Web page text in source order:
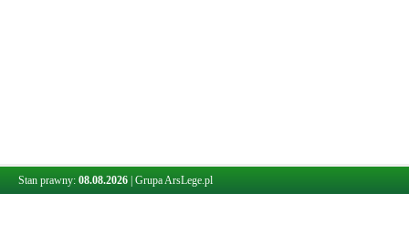
Stan prawny: 08.08.2026 Grupa ArsLege.pl